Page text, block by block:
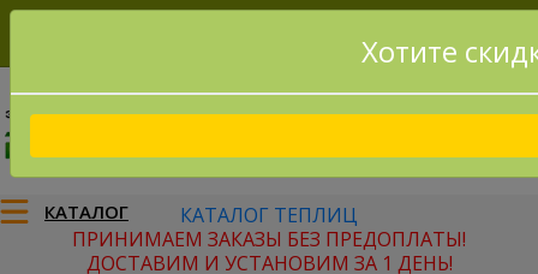
8(915)795-56-02
КАТАЛОГ
КАТАЛОГ ТЕПЛИЦ
ПРИНИМАЕМ ЗАКАЗЫ БЕЗ ПРЕДОПЛАТЫ!
ДОСТАВИМ И УСТАНОВИМ ЗА 1 ДЕНЬ!
Хотите